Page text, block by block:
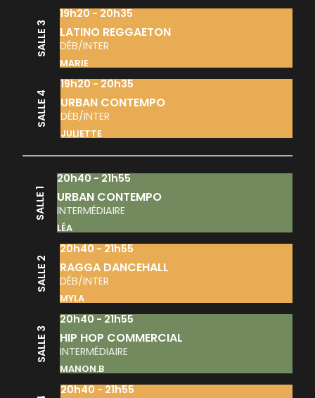
SALLE 3
19h20 - 20h35
LATINO REGGAETON
DÉB/INTER
MARIE
SALLE 4
19h20 - 20h35
URBAN CONTEMPO
DÉB/INTER
JULIETTE
SALLE 1
20h40 - 21h55
URBAN CONTEMPO
INTERMÉDIAIRE
LÉA
SALLE 2
20h40 - 21h55
RAGGA DANCEHALL
DÉB/INTER
MYLA
SALLE 3
20h40 - 21h55
HIP HOP COMMERCIAL
INTERMÉDIAIRE
MANON.B
20h40 - 21h55